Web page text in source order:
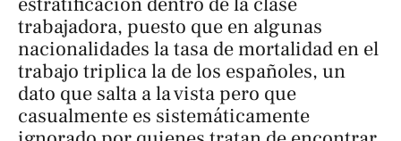
trabajadora, puesto que en algunas
nacionalidades la tasa de mortalidad en el
trabajo triplica la de los españoles, un
dato que salta a la vista pero que
casualmente es sistemáticamente